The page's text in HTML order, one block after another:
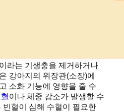
라는 기생충을 제거하거나
강아지의 위장관(소장)에
소화 기능에 영향을 줄 수
이나 체중 감소가 발생할 수
혈이 심해 수혈이 필요한